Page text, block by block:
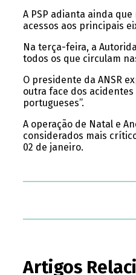
A PSP adianta ainda
acessos aos principais
Na terça-feira, a
todos os que circulam
O presidente da ANSR
outra face dos
portugueses”.
A operação de Natal e
considerados mais
02 de janeiro.
Artigos